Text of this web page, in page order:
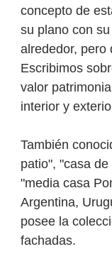
concepto de
su plano con
alrededor, pero
Escribimos
valor
interior y
También
patio", "casa
"media casa
Argentina,
posee la
fachadas.